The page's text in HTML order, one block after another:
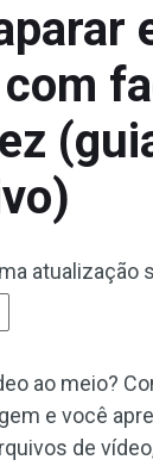
tela
Reversão
Cortar
de vídeo
vídeo
vídeo online
atualização
ao meio?
e você
de